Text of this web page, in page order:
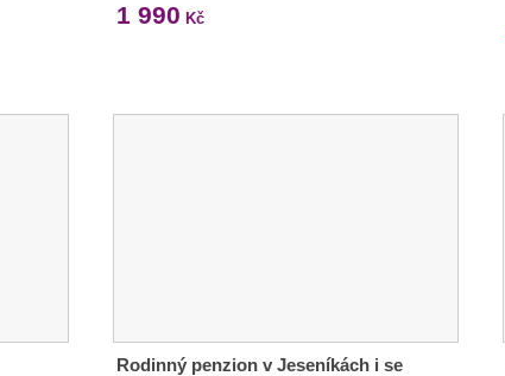
1 990 Kč
Rodinný penzion v Jeseníkách i se